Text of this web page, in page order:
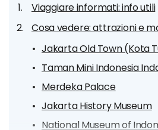
Viaggiare informati: info utili
Cosa vedere: attrazioni e
Jakarta Old Town (Kota
Taman Mini Indonesia
Merdeka Palace
Jakarta History Museum
National Museum of